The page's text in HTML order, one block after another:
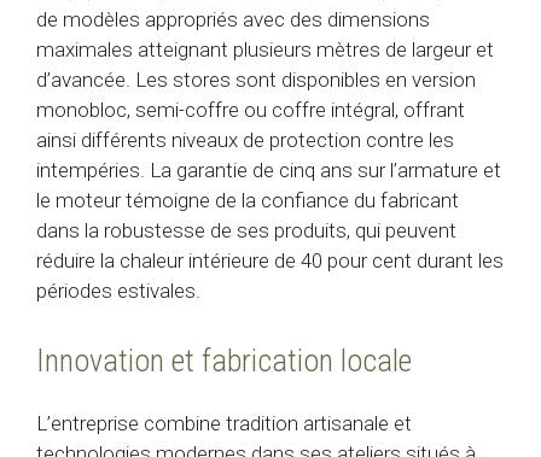
de modèles appropriés avec des dimensions
maximales atteignant plusieurs mètres de largeur et
d’avancée. Les stores sont disponibles en version
monobloc, semi-coffre ou coffre intégral, offrant
ainsi différents niveaux de protection contre les
intempéries. La garantie de cinq ans sur l’armature et
le moteur témoigne de la confiance du fabricant
dans la robustesse de ses produits, qui peuvent
réduire la chaleur intérieure de 40 pour cent durant les
périodes estivales.
Innovation et fabrication locale
L’entreprise combine tradition artisanale et